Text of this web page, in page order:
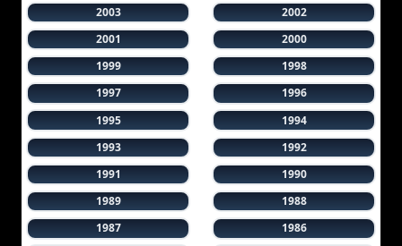
2003
2002
2001
2000
1999
1998
1997
1996
1995
1994
1993
1992
1991
1990
1989
1988
1987
1986